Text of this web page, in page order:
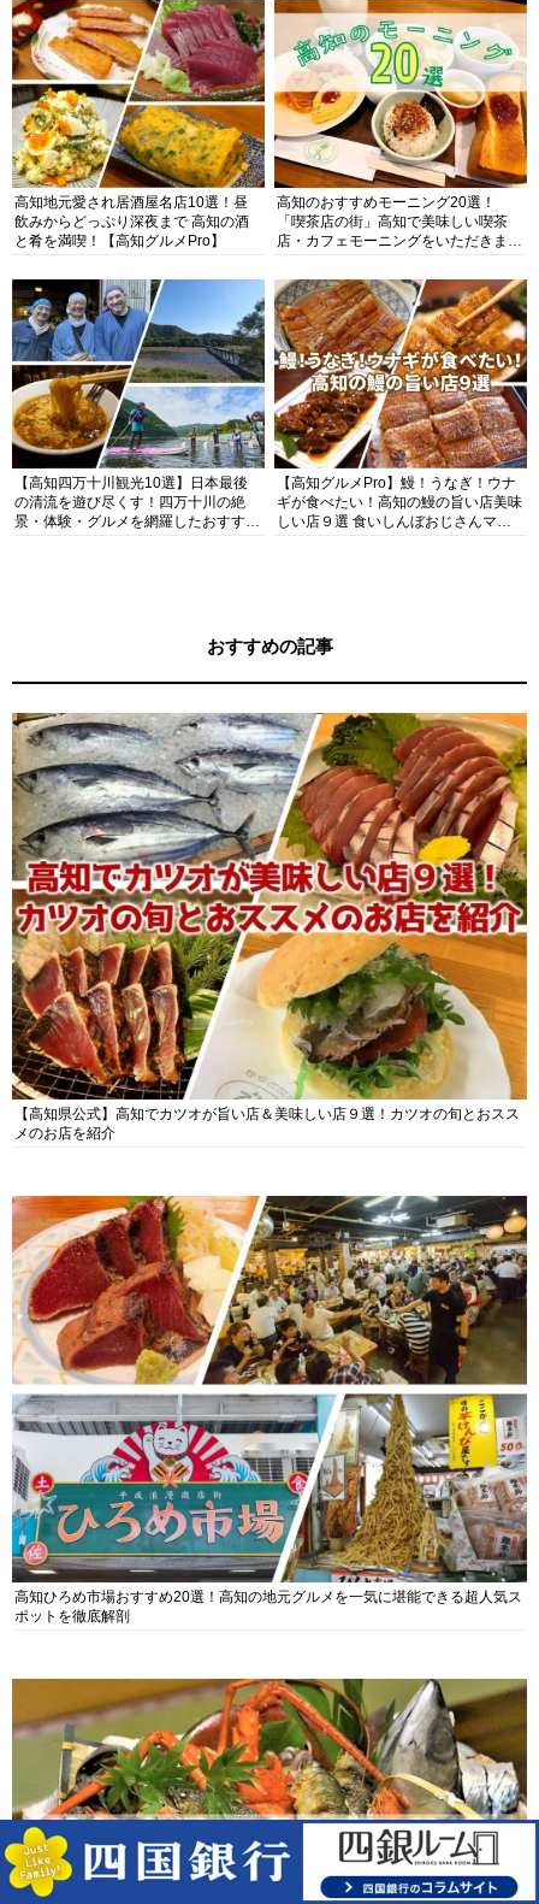
高知地元愛され居酒屋名店10選！昼
飲みからどっぷり深夜まで 高知の酒
と肴を満喫！【高知グルメPro】
高知のおすすめモーニング20選！
「喫茶店の街」高知で美味しい喫茶
店・カフェモーニングをいただきま
【高知四万十川観光10選】日本最後
の清流を遊び尽くす！四万十川の絶
景・体験・グルメを網羅したおすすめ
【高知グルメPro】鰻！うなぎ！ウナ
ギが食べたい！高知の鰻の旨い店美味
しい店９選 食いしんぼおじさんマッ
おすすめの記事
【高知県公式】高知でカツオが旨い店＆美味しい店９選！カツオの旬とおスス
メのお店を紹介
高知ひろめ市場おすすめ20選！高知の地元グルメを一気に堪能できる超人気ス
ポットを徹底解剖